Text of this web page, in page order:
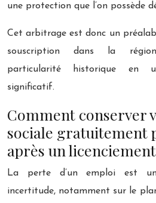
une protection que l’on possède
Cet arbitrage est donc un
souscription dans la
particularité historique en
significatif.
Comment conserver
sociale gratuitement
après un
La perte d’un emploi est
incertitude, notamment sur le